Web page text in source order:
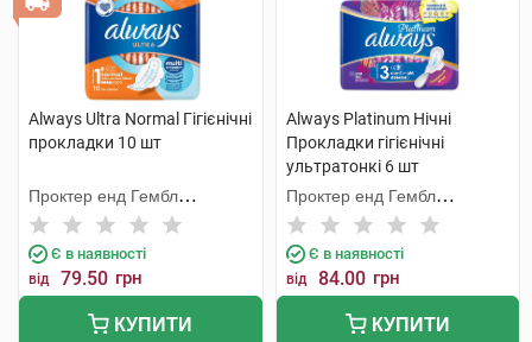
Always Ultra Normal Гігієнічні
прокладки 10 шт
Проктер енд Гембл
Мануфекчурінг
Є в наявності
від 79.50 грн
КУПИТИ
Always Platinum Нічні
Прокладки гігієнічні
ультратонкі 6 шт
Проктер енд Гембл
Мануфекчурінг
Є в наявності
від 84.00 грн
КУПИТИ